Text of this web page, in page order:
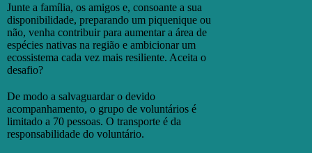
Junte a família, os amigos e, consoante a sua
disponibilidade, preparando um piquenique ou
não, venha contribuir para aumentar a área de
espécies nativas na região e ambicionar um
ecossistema cada vez mais resiliente. Aceita o
desafio?
De modo a salvaguardar o devido
acompanhamento, o grupo de voluntários é
limitado a 70 pessoas. O transporte é da
responsabilidade do voluntário.